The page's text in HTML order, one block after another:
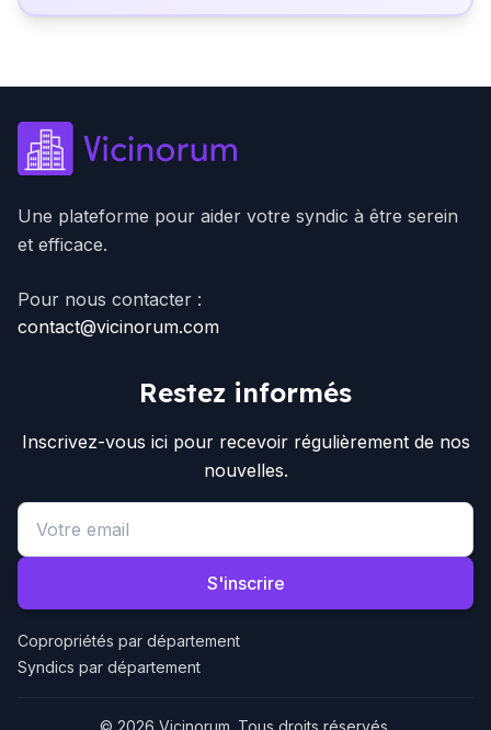
Une plateforme pour aider votre syndic à être serein
et efficace.
Pour nous contacter :
contact@vicinorum.com
Restez informés
Inscrivez-vous ici pour recevoir régulièrement de nos
nouvelles.
Email address
S'inscrire
Copropriétés par département
Syndics par département